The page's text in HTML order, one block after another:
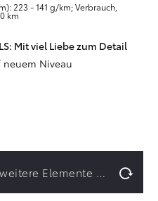
223 - 141 g/km; Verbrauch,
km
Mit viel Liebe zum Detail
Niveau
Elemente zu laden.